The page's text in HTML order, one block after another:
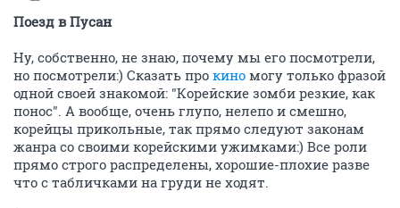
Поезд в Пусан
Ну, собственно, не знаю, почему мы его посмотрели,
но посмотрели:) Сказать про кино могу только фразой
одной своей знакомой: "Корейские зомби резкие, как
понос". А вообще, очень глупо, нелепо и смешно,
корейцы прикольные, так прямо следуют законам
жанра со своими корейскими ужимками:) Все роли
прямо строго распределены, хорошие-плохие разве
что с табличками на груди не ходят.